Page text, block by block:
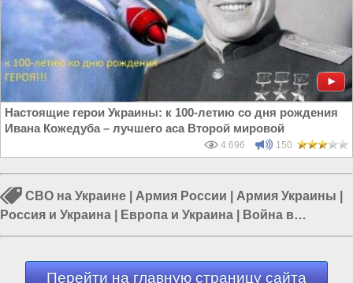
Настоящие герои Украины: к 100-летию со дня рождения
Ивана Кожедуба – лучшего аса Второй мировой
4 696 150
СВО на Украине Армия России Армия Украины
Россия и Украина
Европа и Украина
Война в
Новороссии|Гражданская война на Украине
Перейти на главную страницу сайта